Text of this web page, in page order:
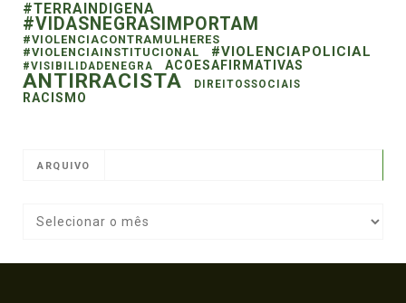
#TERRAINDIGENA
#VIDASNEGRASIMPORTAM
#VIOLENCIACONTRAMULHERES
#VIOLENCIAINSTITUCIONAL
#VIOLENCIAPOLICIAL
#VISIBILIDADENEGRA ACOESAFIRMATIVAS
ANTIRRACISTA DIREITOSSOCIAIS
RACISMO
ARQUIVO